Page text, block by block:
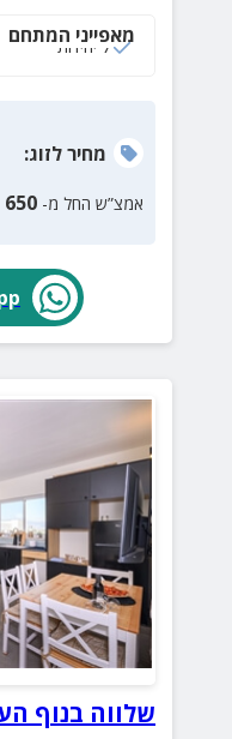
מאפייני המתחם
7 יחידות
מחירלזוג:
אמצ”ש החל מ- 650
שלווה בנוף